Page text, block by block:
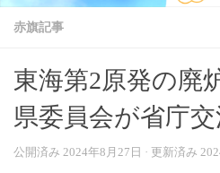
赤旗記事
東海第2原発の廃
県委員会が省庁
公開済み 2024年8月27日 · 更新済み